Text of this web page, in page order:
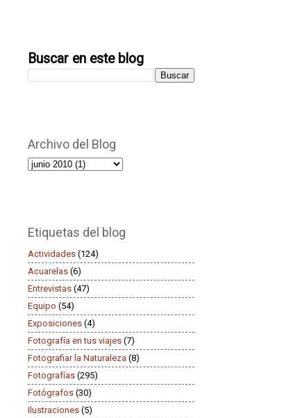
Buscar en este blog
Archivo del Blog
Etiquetas del blog
Actividades (124)
Acuarelas (6)
Entrevistas (47)
Equipo (54)
Exposiciones (4)
Fotografía en tus viajes (7)
Fotografiar la Naturaleza (8)
Fotografías (295)
Fotógrafos (30)
Ilustraciones (5)